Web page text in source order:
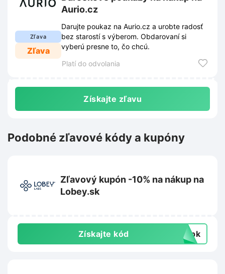
Zľava
Zľava
Aurio.cz
Darujte poukaz na Aurio.cz a urobte radosť
bez starostí s výberom. Obdarovaní si
vyberú presne to, čo chcú.
Platí do odvolania
Získajte zľavu
Podobné zľavové kódy a kupóny
Zľavový kupón -10% na nákup na
Lobey.sk
Získajte kód topk